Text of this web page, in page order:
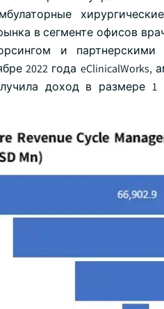
в сегменте офисов
и
2022 года eClinicalWorks,
доход в